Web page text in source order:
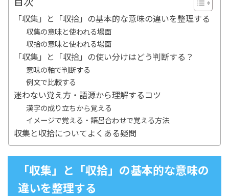
「収集」と「収拾」の基本的な意味の違いを整理する
収集の意味と使われる場面
収拾の意味と使われる場面
「収集」と「収拾」の使い分けはどう判断する？
意味の軸で判断する
例文で比較する
迷わない覚え方・語源から理解するコツ
漢字の成り立ちから覚える
イメージで覚える・語呂合わせで覚える方法
収集と収拾についてよくある疑問
「収集」と「収拾」の基本的な意味の
違いを整理する